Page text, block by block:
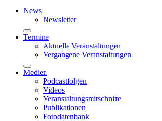
News
Newsletter
Termine
Aktuelle Veranstaltungen
Vergangene Veranstaltungen
Medien
Podcastfolgen
Videos
Veranstaltungsmitschnitte
Publikationen
Fotodatenbank